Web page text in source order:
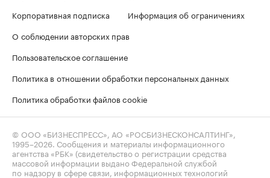
Корпоративная подписка
Информация об ограничениях
О соблюдении авторских прав
Пользовательское соглашение
Политика в отношении обработки персональных данных
Политика обработки файлов cookie
© ООО «БИЗНЕСПРЕСС», АО «РОСБИЗНЕСКОНСАЛТИНГ»,
1995–2026 . Сообщения и материалы информационного
агентства «РБК» (свидетельство о регистрации средства
массовой информации выдано Федеральной службой
по надзору в сфере связи, информационных технологий